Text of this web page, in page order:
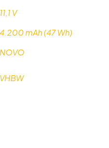
11,1 V
4.200 mAh (47 Wh)
NOVO
VHBW